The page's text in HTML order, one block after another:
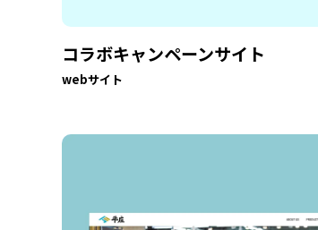
コラボキャンペーンサイト
webサイト